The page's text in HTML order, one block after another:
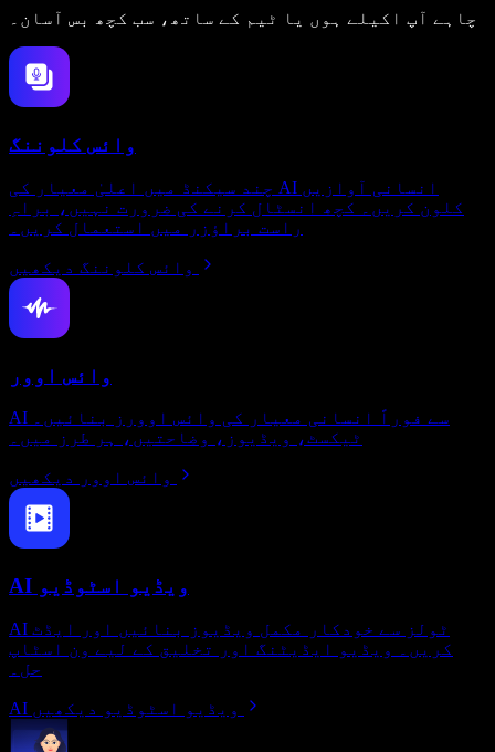
چاہے آپ اکیلے ہوں یا ٹیم کے ساتھ، سب کچھ بس آسان۔
وائس کلوننگ
چند سیکنڈ میں اعلیٰ معیار کی AI انسانی آوازیں
کلون کریں۔ کچھ انسٹال کرنے کی ضرورت نہیں، براہِ
راست براؤزر میں استعمال کریں۔
وائس کلوننگ دیکھیں
وائس اوور
AI سے فوراً انسانی معیار کی وائس اوورز بنائیں۔
ٹیکسٹ، ویڈیوز، وضاحتیں، ہر طرز میں۔
وائس اوور دیکھیں
AI ویڈیو اسٹوڈیو
AI ٹولز سے خودکار مکمل ویڈیوز بنائیں اور ایڈٹ
کریں۔ ویڈیو ایڈیٹنگ اور تخلیق کے لیے ون اسٹاپ
حل۔
AI ویڈیو اسٹوڈیو دیکھیں